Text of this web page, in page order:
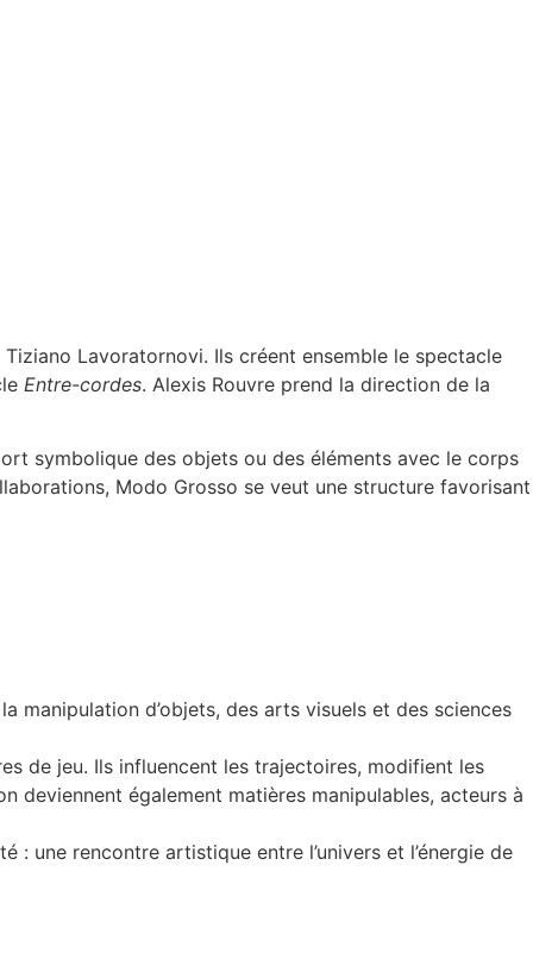
Lavoratornovi. Ils créent ensemble le spectacle
Entre-cordes. Alexis Rouvre prend la direction de la
symbolique des objets ou des éléments avec le corps
Modo Grosso se veut une structure favorisant
manipulation d’objets, des arts visuels et des sciences
de jeu. Ils influencent les trajectoires, modifient les
deviennent également matières manipulables, acteurs à
une rencontre artistique entre l’univers et l’énergie de